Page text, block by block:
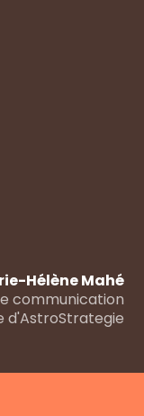
Hélène Mahé
communication
d'AstroStrategie